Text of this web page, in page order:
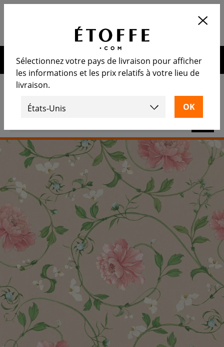
Calculez le nombre de rouleaux
nécessaire
OUVRIR
inscrivant à notre newsletter
Sélectionnez votre pays de livraison pour afficher
les informations et les prix relatifs à votre lieu de
livraison.